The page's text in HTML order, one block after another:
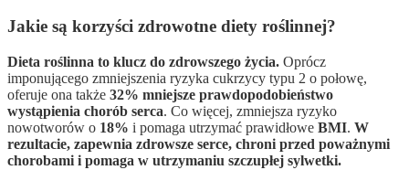
Jakie są korzyści zdrowotne diety roślinnej?
Dieta roślinna to klucz do zdrowszego życia. Oprócz
imponującego zmniejszenia ryzyka cukrzycy typu 2 o połowę,
oferuje ona także 32% mniejsze prawdopodobieństwo
wystąpienia chorób serca. Co więcej, zmniejsza ryzyko
nowotworów o 18% i pomaga utrzymać prawidłowe BMI. W
rezultacie, zapewnia zdrowsze serce, chroni przed poważnymi
chorobami i pomaga w utrzymaniu szczupłej sylwetki.